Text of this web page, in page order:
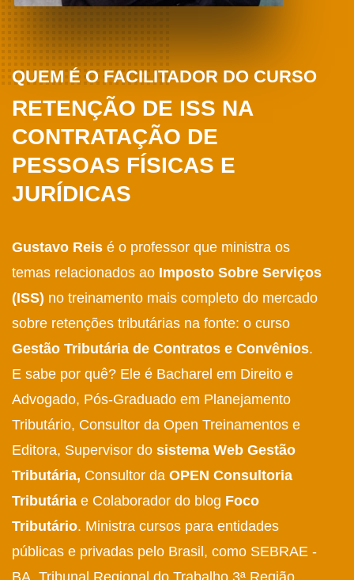
QUEM É O FACILITADOR DO CURSO
RETENÇÃO DE ISS NA
CONTRATAÇÃO DE
PESSOAS FÍSICAS E
JURÍDICAS
Gustavo Reis é o professor que ministra os
temas relacionados ao Imposto Sobre Serviços
(ISS) no treinamento mais completo do mercado
sobre retenções tributárias na fonte: o curso
Gestão Tributária de Contratos e Convênios.
E sabe por quê? Ele é Bacharel em Direito e
Advogado, Pós-Graduado em Planejamento
Tributário, Consultor da Open Treinamentos e
Editora, Supervisor do sistema Web Gestão
Tributária, Consultor da OPEN Consultoria
Tributária e Colaborador do blog Foco
Tributário. Ministra cursos para entidades
públicas e privadas pelo Brasil, como SEBRAE -
BA, Tribunal Regional do Trabalho 3ª Região,